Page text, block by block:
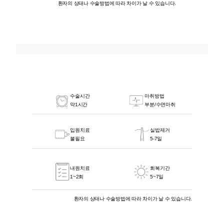
환자의 상태나 수술방법에 따라 차이가 날 수 있습니다.
수술시간
약1시간
마취방법
부분/수면마취
입원치료
불필요
실밥제거
5-7일
내원치료
1~2회
회복기간
5~7일
환자의 상태나 수술방법에 따라 차이가 날 수 있습니다.